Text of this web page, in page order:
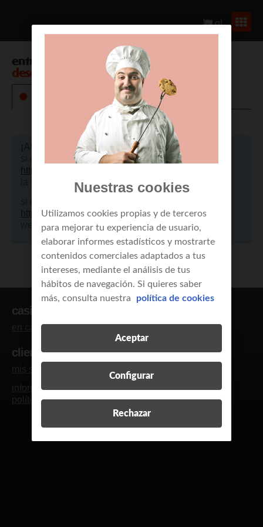
gl
entrar en
envío de mensajes a móviles
desde web
si eres un cliente de empresa, por favor pulsa aquí
https://portalclientes.mundo-r.com
la nueva web.
https://mi.mundo-r.com, para acceder a la nueva
casi clientes
en casa empresas y autónomos
clientes
blog y revistaR
información legal
calidad de servicio
política de cookies
política de privacidad
Nuestras cookies
Utilizamos cookies propias y de terceros
para mejorar tu experiencia de usuario,
elaborar informes estadísticos y mostrarte
contenidos comerciales adaptados a tus
intereses, mediante el análisis de tus
hábitos de navegación. Si quieres saber
más, consulta nuestra política de cookies
Configurar
Rechazar
Aceptar